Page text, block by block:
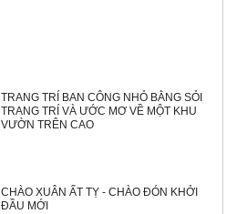
TRANG TRÍ BAN CÔNG NHỎ BẰNG SỎI
TRANG TRÍ VÀ ƯỚC MƠ VỀ MỘT KHU
VƯỜN TRÊN CAO
CHÀO XUÂN ẤT TỴ - CHÀO ĐÓN KHỞI
ĐẦU MỚI